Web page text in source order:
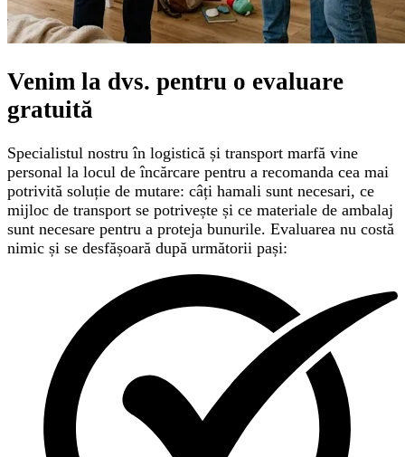
Venim la dvs. pentru o evaluare
gratuită
Specialistul nostru în logistică și transport marfă vine
personal la locul de încărcare pentru a recomanda cea mai
potrivită soluție de mutare: câți hamali sunt necesari, ce
mijloc de transport se potrivește și ce materiale de ambalaj
sunt necesare pentru a proteja bunurile. Evaluarea nu costă
nimic și se desfășoară după următorii pași: